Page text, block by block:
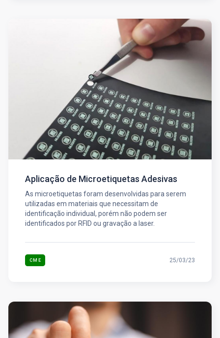
Aplicação de Microetiquetas Adesivas
As microetiquetas foram desenvolvidas para serem
utilizadas em materiais que necessitam de
identificação individual, porém não podem ser
identificados por RFID ou gravação a laser.
CME 25/03/23